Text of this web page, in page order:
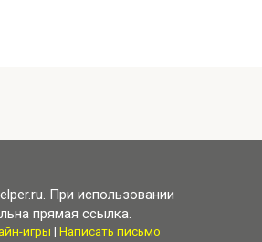
При использовании
прямая ссылка.
игры | Написать письмо